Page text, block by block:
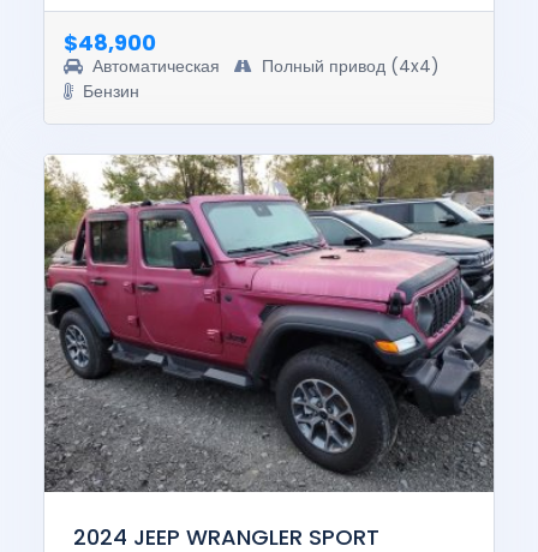
value of this vehicle was $72926...
$48,900
Автоматическая
Полный привод (4x4)
Бензин
2024 JEEP WRANGLER SPORT